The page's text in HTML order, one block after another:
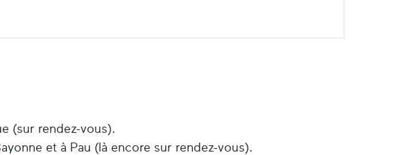
(sur rendez-vous).
et à Pau (là encore sur rendez-vous).